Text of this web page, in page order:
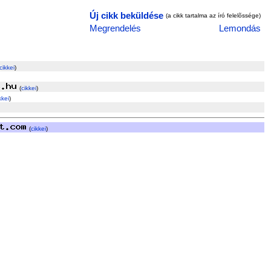
Új cikk beküldése (a cikk tartalma az író felelõssége)
Megrendelés Lemondás
cikkei)
(cikkei)
)
(cikkei)